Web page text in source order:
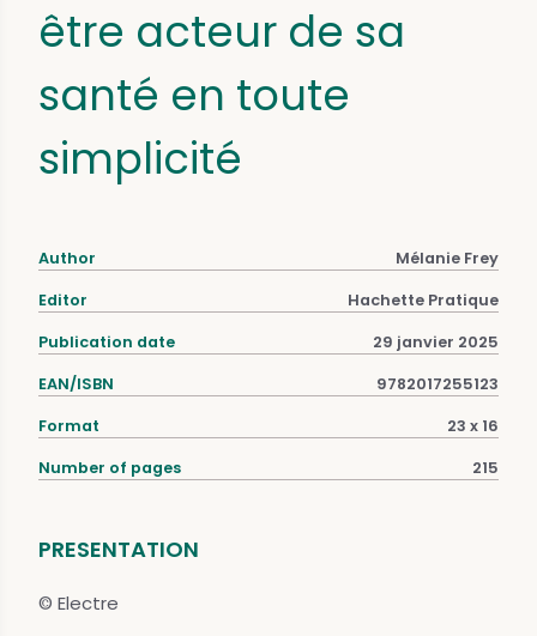
être acteur de sa
santé en toute
simplicité
Author Mélanie Frey
Editor Hachette Pratique
Publication date 29 janvier 2025
EAN/ISBN 9782017255123
Format 23 x 16
Number of pages 215
PRESENTATION
© Electre